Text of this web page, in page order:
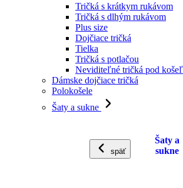
Tričká s krátkym rukávom
Tričká s dlhým rukávom
Plus size
Dojčiace tričká
Tielka
Tričká s potlačou
Neviditeľné tričká pod
Dámske dojčiace tričká
Polokošele
Šaty a sukne
späť
Šaty a
sukne